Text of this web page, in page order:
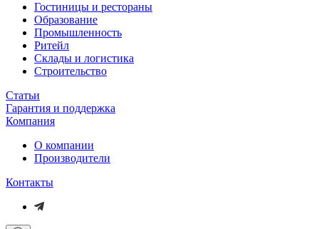
Гостиницы и рестораны
Образование
Промышленность
Ритейл
Склады и логистика
Строительство
Статьи
Гарантия и поддержка
Компания
О компании
Производители
Контакты